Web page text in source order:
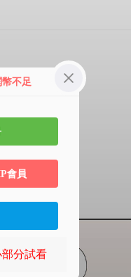
不足
會員
分試看